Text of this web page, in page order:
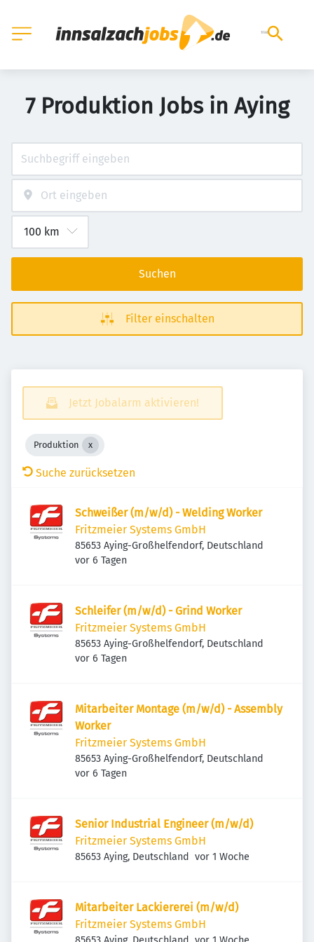
7 Produktion Jobs in Aying
Suchen
Filter einschalten
Jetzt Jobalarm aktivieren!
Produktion
Suche zurücksetzen
Schweißer (m/w/d) - Welding Worker
Fritzmeier Systems GmbH
85653 Aying-Großhelfendorf, Deutschland
Veröffentlicht
vor 6 Tagen
Schleifer (m/w/d) - Grind Worker
Fritzmeier Systems GmbH
85653 Aying-Großhelfendorf, Deutschland
Veröffentlicht
vor 6 Tagen
Mitarbeiter Montage (m/w/d) - Assembly
Worker
Fritzmeier Systems GmbH
85653 Aying-Großhelfendorf, Deutschland
Veröffentlicht
vor 6 Tagen
Senior Industrial Engineer (m/w/d)
Fritzmeier Systems GmbH
85653 Aying, Deutschland Veröffentlicht
vor 1 Woche
Mitarbeiter Lackiererei (m/w/d)
Fritzmeier Systems GmbH
Veröffentlicht